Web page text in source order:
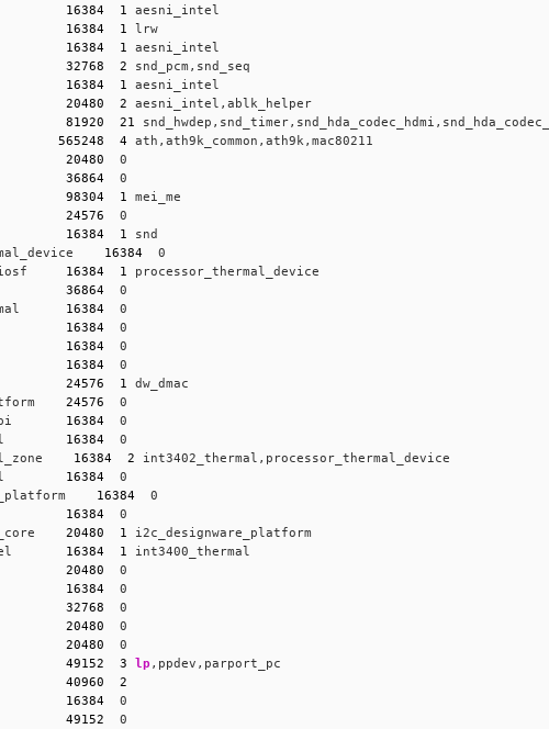
16384 1
aesni_intel
16384 1
lrw
16384 1
aesni_intel
32768 2
snd_pcm,snd_seq
16384 1
aesni_intel
20480 2
aesni_intel,ablk_helper
81920 21
565248 4 ath,ath9k_common,ath9k,mac80211
20480
0
36864 0
98304 1
mei_me
24576
0
16384 1
snd
16384 0
16384 1
processor_thermal_device
36864 0
16384 0
16384 0
16384 0
16384 0
24576 1
dw_dmac
24576
0
16384 0
16384 0
16384 2
int3402_thermal,processor_thermal_device
16384 0
16384 0
16384 0
20480 1
i2c_designware_platform
16384 1
int3400_thermal
20480
0
16384 0
32768
0
20480
0
20480
0
49152 3 lp ,ppdev,parport_pc
40960
2
16384 0
49152
0